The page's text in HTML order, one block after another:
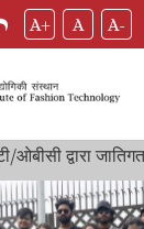
A+ A A-
ओबीसी द्वारा